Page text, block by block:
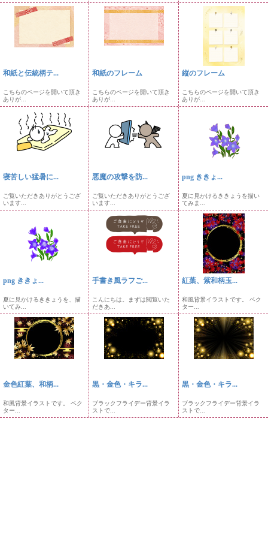
和紙と伝統柄テ...
こちらのページを開いて頂き
ありが...
和紙のフレーム
こちらのページを開いて頂き
ありが...
縦のフレーム
こちらのページを開いて頂き
ありが...
寝苦しい猛暑に...
ご覧いただきありがとうござ
います...
悪魔の攻撃を防...
ご覧いただきありがとうござ
います...
png ききょ...
夏に見かけるききょうを描い
てみま...
png ききょ...
夏に見かけるききょうを、描
いてみ...
手書き風ラフご...
こんにちは。まずは閲覧いた
だきあ...
紅葉、紫和柄玉...
和風背景イラストです。 ベク
ター...
金色紅葉、和柄...
和風背景イラストです。 ベク
ター...
黒・金色・キラ...
ブラックフライデー背景イラ
ストで...
黒・金色・キラ...
ブラックフライデー背景イラ
ストで...